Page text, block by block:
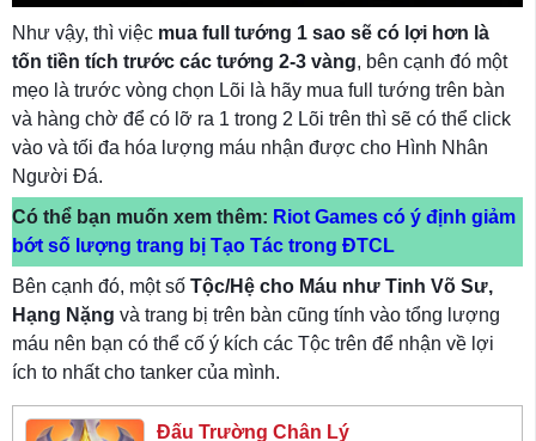
Như vậy, thì việc mua full tướng 1 sao sẽ có lợi hơn là
tốn tiền tích trước các tướng 2-3 vàng, bên cạnh đó một
mẹo là trước vòng chọn Lõi là hãy mua full tướng trên bàn
và hàng chờ để có lỡ ra 1 trong 2 Lõi trên thì sẽ có thể click
vào và tối đa hóa lượng máu nhận được cho Hình Nhân
Người Đá.
Có thể bạn muốn xem thêm: Riot Games có ý định giảm
bớt số lượng trang bị Tạo Tác trong ĐTCL
Bên cạnh đó, một số Tộc/Hệ cho Máu như Tinh Võ Sư,
Hạng Nặng và trang bị trên bàn cũng tính vào tổng lượng
máu nên bạn có thể cố ý kích các Tộc trên để nhận về lợi
ích to nhất cho tanker của mình.
Đấu Trường Chân Lý